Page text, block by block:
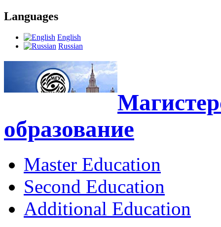
Languages
English
Russian
образование
Master Education
Second Education
Additional Education